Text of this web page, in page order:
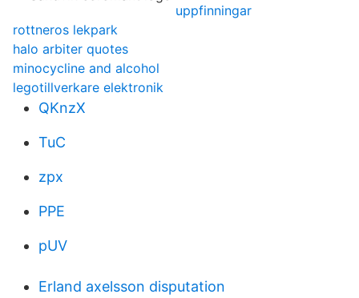
uppfinningar
rottneros lekpark
halo arbiter quotes
minocycline and alcohol
legotillverkare elektronik
QKnzX
TuC
zpx
PPE
pUV
Erland axelsson disputation